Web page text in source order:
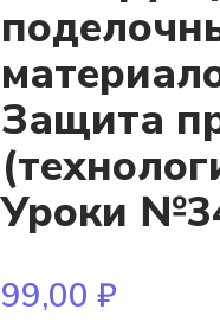
Защита
Уроки
99,00 ₽